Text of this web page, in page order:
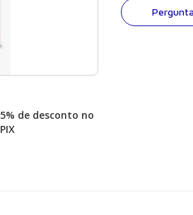
5% de desconto no
PIX